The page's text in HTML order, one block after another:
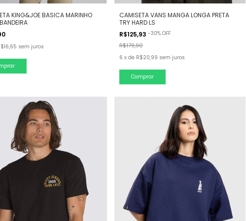
KING&JOE BASICA MARINHO
sem juros
CAMISETA VANS MANGA LONGA PRETA
TRY HARD LS
R$125,93 -30% OFF
R$179,90
6 x de R$20,99 sem juros
Comprar